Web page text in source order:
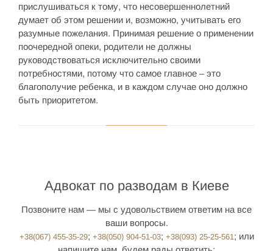
прислушиваться к тому, что несовершеннолетний
думает об этом решении и, возможно, учитывать его
разумные пожелания. Принимая решение о применении
поочередной опеки, родители не должны
руководствоваться исключительно своими
потребностями, потому что самое главное – это
благополучие ребенка, и в каждом случае оно должно
быть приоритетом.
Адвокат по разводам в Киеве
Позвоните нам — мы с удовольствием ответим на все
ваши вопросы.
+38(067) 455-35-29; +38(050) 904-51-03; +38(093) 25-25-561 ; или